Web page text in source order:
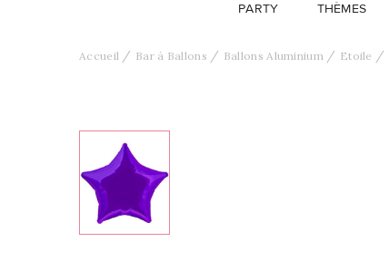
PARTY THÈMES
Accueil Bar à Ballons Ballons Aluminium Etoile